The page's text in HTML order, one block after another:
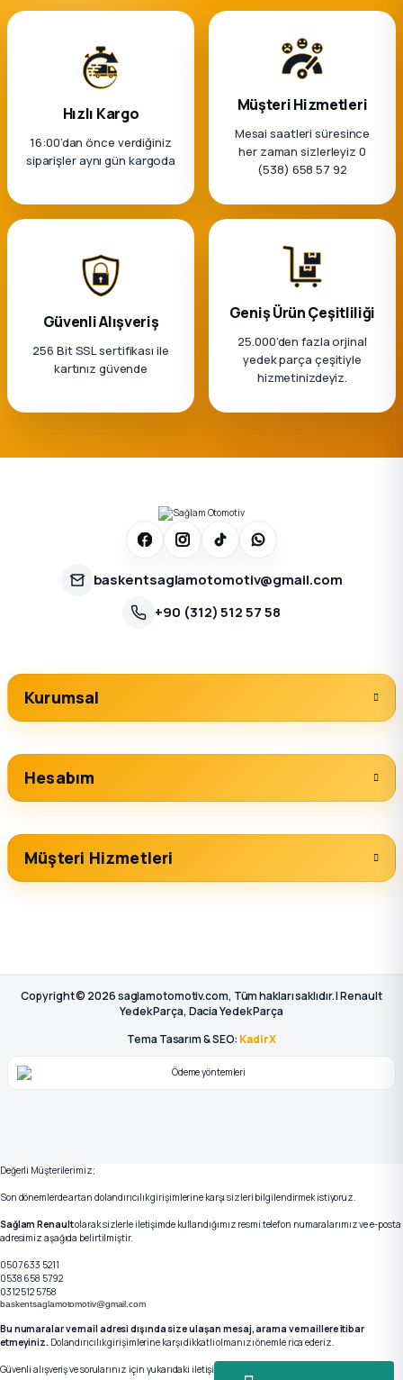
Hızlı Kargo
16:00’dan önce verdiğiniz
siparişler aynı gün kargoda
Müşteri Hizmetleri
Mesai saatleri süresince
her zaman sizlerleyiz 0
(538) 658 57 92
Güvenli Alışveriş
256 Bit SSL sertifikası ile
kartınız güvende
Geniş Ürün Çeşitliliği
25.000'den fazla orjinal
yedek parça çeşitiyle
hizmetinizdeyiz.
baskentsaglamotomotiv@gmail.com
+90 (312) 512 57 58
Kurumsal
Hesabım
Müşteri Hizmetleri
Copyright © 2026 saglamotomotiv.com, Tüm hakları saklıdır. | Renault
Yedek Parça, Dacia Yedek Parça
Tema Tasarım & SEO: KadirX
Değerli Müşterilerimiz;
Son dönemlerde artan dolandırıcılık girişimlerine karşı sizleri bilgilendirmek istiyoruz.
Sağlam Renaultolarak sizlerle iletişimde kullandığımız resmi telefon numaralarımız ve e-posta
adresimiz aşağıda belirtilmiştir.
0507 633 5211
0538 658 5792
0312 512 5758
baskentsaglamotomotiv@gmail.com
Bu numaralar ve mail adresi dışında size ulaşan mesaj, arama ve maillere itibar
etmeyiniz. Dolandırıcılık girişimlerine karşı dikkatli olmanızı önemle rica ederiz.
Güvenli alışveriş ve sorularınız için yukarıdaki iletişim kanallarımızdan bizlere ulaşabilirsiniz.